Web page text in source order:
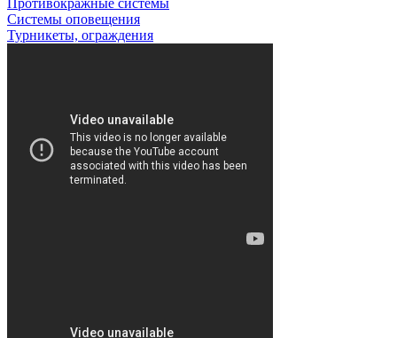
Противокражные системы
Системы оповещения
Турникеты, ограждения